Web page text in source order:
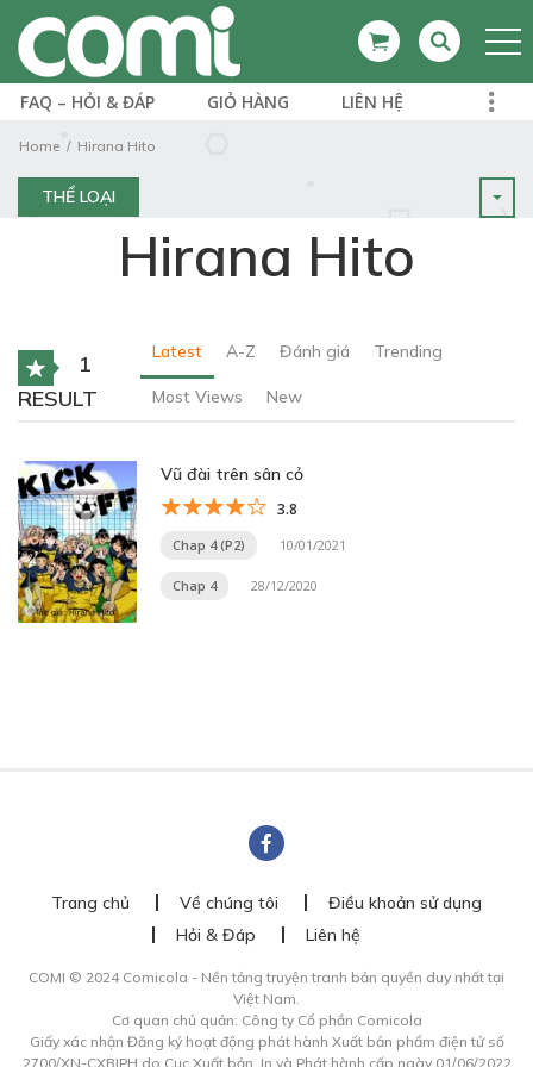
FAQ – HỎI & ĐÁP GIỎ HÀNG LIÊN HỆ
Home Hirana Hito
THỂ LOẠI
Hirana Hito
1
RESULT
Latest A-Z Đánh giá Trending
Most Views New
Vũ đài trên sân cỏ
3.8
Chap 4 (P2) 10/01/2021
Chap 4 28/12/2020
Trang chủ Về chúng tôi
Điều khoản sử dụng
Hỏi & Đáp
Liên hệ
COMI © 2024 Comicola - Nền tảng truyện tranh bản quyền duy nhất tại
Việt Nam.
Cơ quan chủ quản: Công ty Cổ phần Comicola
Giấy xác nhận Đăng ký hoạt động phát hành Xuất bản phẩm điện tử số
2700/XN-CXBIPH do Cục Xuất bản, In và Phát hành cấp ngày 01/06/2022